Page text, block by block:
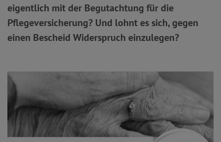
eigentlich mit der Begutachtung für die
Pflegeversicherung? Und lohnt es sich, gegen
einen Bescheid Widerspruch einzulegen?